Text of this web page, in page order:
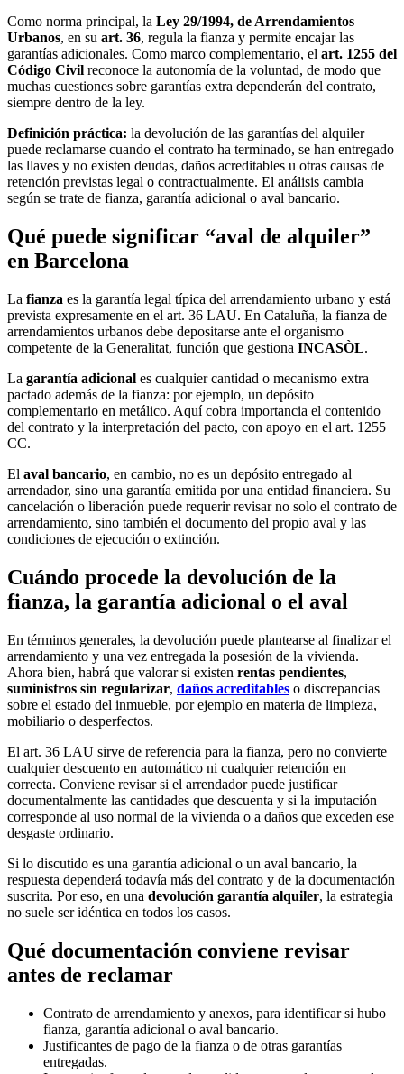
Como norma principal, la Ley 29/1994, de Arrendamientos
Urbanos, en su art. 36, regula la fianza y permite encajar las
garantías adicionales. Como marco complementario, el art. 1255 del
Código Civil reconoce la autonomía de la voluntad, de modo que
muchas cuestiones sobre garantías extra dependerán del contrato,
siempre dentro de la ley.
Definición práctica: la devolución de las garantías del alquiler
puede reclamarse cuando el contrato ha terminado, se han entregado
las llaves y no existen deudas, daños acreditables u otras causas de
retención previstas legal o contractualmente. El análisis cambia
según se trate de fianza, garantía adicional o aval bancario.
Qué puede significar “aval de alquiler”
en Barcelona
La fianza es la garantía legal típica del arrendamiento urbano y está
prevista expresamente en el art. 36 LAU. En Cataluña, la fianza de
arrendamientos urbanos debe depositarse ante el organismo
competente de la Generalitat, función que gestiona INCASÒL.
La garantía adicional es cualquier cantidad o mecanismo extra
pactado además de la fianza: por ejemplo, un depósito
complementario en metálico. Aquí cobra importancia el contenido
del contrato y la interpretación del pacto, con apoyo en el art. 1255
CC.
El aval bancario, en cambio, no es un depósito entregado al
arrendador, sino una garantía emitida por una entidad financiera. Su
cancelación o liberación puede requerir revisar no solo el contrato de
arrendamiento, sino también el documento del propio aval y las
condiciones de ejecución o extinción.
Cuándo procede la devolución de la
fianza, la garantía adicional o el aval
En términos generales, la devolución puede plantearse al finalizar el
arrendamiento y una vez entregada la posesión de la vivienda.
Ahora bien, habrá que valorar si existen rentas pendientes,
suministros sin regularizar, daños acreditables o discrepancias
sobre el estado del inmueble, por ejemplo en materia de limpieza,
mobiliario o desperfectos.
El art. 36 LAU sirve de referencia para la fianza, pero no convierte
cualquier descuento en automático ni cualquier retención en
correcta. Conviene revisar si el arrendador puede justificar
documentalmente las cantidades que descuenta y si la imputación
corresponde al uso normal de la vivienda o a daños que exceden ese
desgaste ordinario.
Si lo discutido es una garantía adicional o un aval bancario, la
respuesta dependerá todavía más del contrato y de la documentación
suscrita. Por eso, en una devolución garantía alquiler, la estrategia
no suele ser idéntica en todos los casos.
Qué documentación conviene revisar
antes de reclamar
Contrato de arrendamiento y anexos, para identificar si hubo
fianza, garantía adicional o aval bancario.
Justificantes de pago de la fianza o de otras garantías
entregadas.